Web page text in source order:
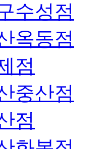
수성점
옥동점
점
중산점
점